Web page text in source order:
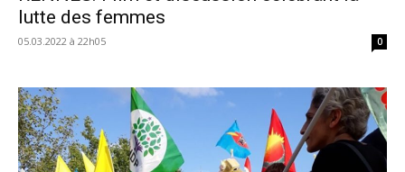
lutte des femmes
05.03.2022 à 22h05 0